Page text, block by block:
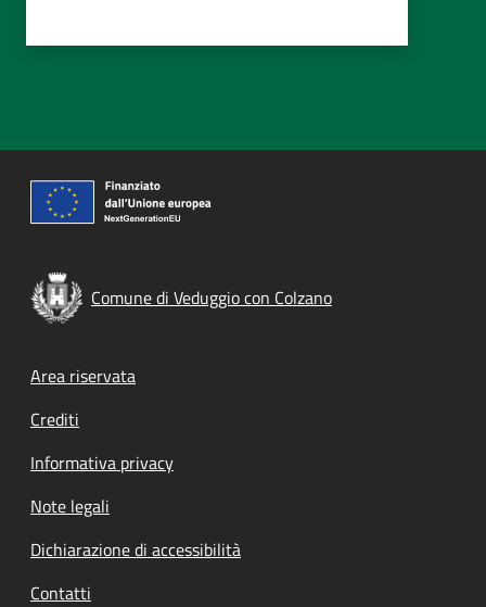
Comune di Veduggio con Colzano
Footer menu
Area riservata
Crediti
Informativa privacy
Note legali
Dichiarazione di accessibilità
Contatti